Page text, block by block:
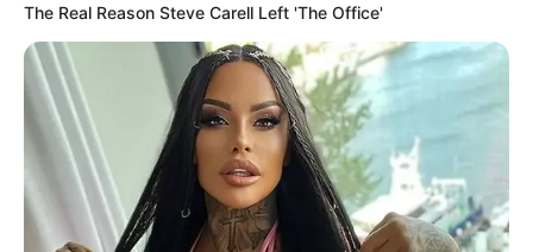
Receta casera de chiles en
nogada poblanos
The Real Reason Steve Carell Left 'The Office'